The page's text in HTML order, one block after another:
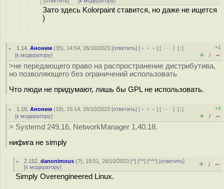
Зато здесь Kolorpaint ставится, но даже не ищется
)
1.14 ,Аноним (35), 14:54, 26/10/2023 [ответить] [ ﹢﹢﹢] [ · · ·][↑]
[к модератору]
+1
+ / –
>не передающего право на распространение дистрибутива,
но позволяющего без ограничений использовать
Что люди не придумают, лишь бы GPL не использовать.
1.18 ,Аноним (18), 15:14, 26/10/2023 [ответить] [ ﹢﹢﹢] [ · · ·][↓]
[к модератору]
+3
+ / –
> Systemd 249.16, NetworkManager 1.40.18.
нифига не simply
2.152 ,danonimous (?), 19:51, 26/10/2023 [^] [^^] [^^^] [ответить]
[к модератору] + / –
Simply Overengineered Linux.